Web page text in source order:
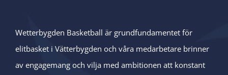
Wetterbygden Basketball är grundfundamentet för
elitbasket i Vätterbygden och våra medarbetare brinner
av engagemang och vilja med ambitionen att konstant